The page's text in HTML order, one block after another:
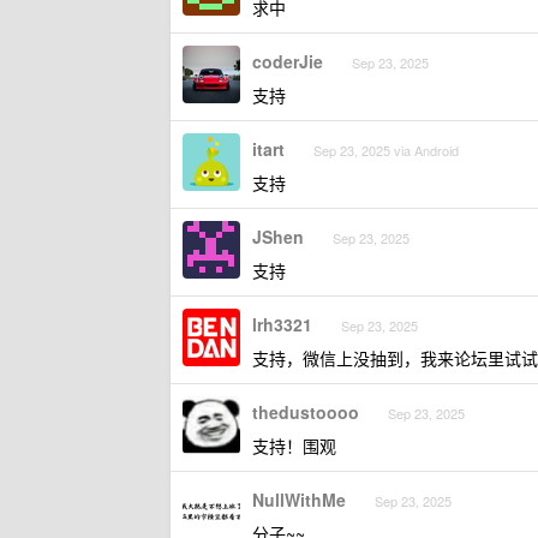
求中
coderJie Sep 23, 2025
支持
itart Sep 23, 2025 via Android
支持
JShen Sep 23, 2025
支持
lrh3321 Sep 23, 2025
支持，微信上没抽到，我来论坛里试
thedustoooo Sep 23, 2025
支持！围观
NullWithMe Sep 23, 2025
分子~~